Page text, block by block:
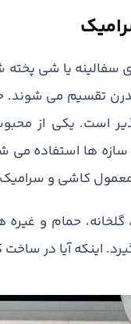
سفالینه یا شی
تقسیم می شوند.
است. یکی از
سازه ها استفاده می
کاشی و
گلخانه، حمام و
اینکه آیا در